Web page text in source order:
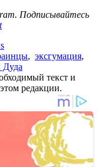
Подписывайтесь
, эксгумация,
текст и
редакции.